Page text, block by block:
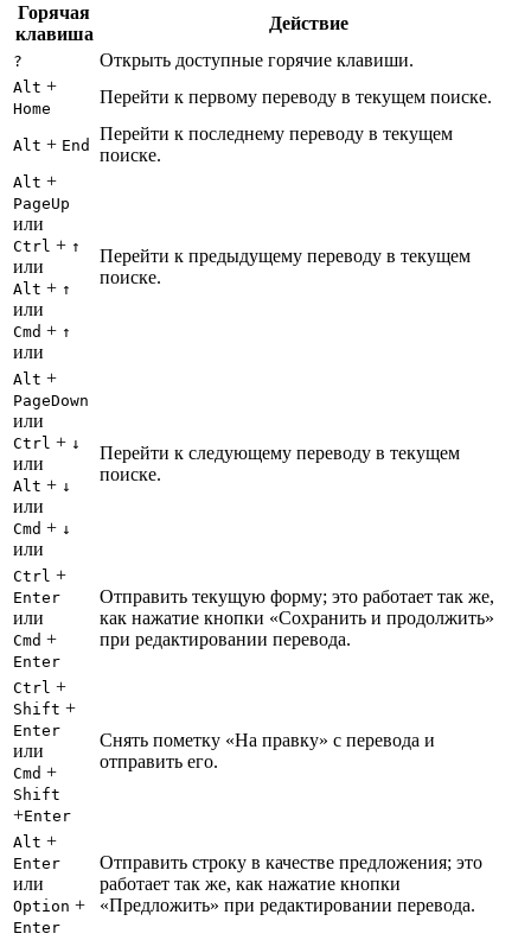
Горячая
клавиша
Действие
? Открыть доступные горячие клавиши.
Alt +
Home
Перейти к первому переводу в текущем поиске.
Alt + End
Перейти к последнему переводу в текущем
поиске.
Alt +
PageUp
или
Ctrl + ↑
или
Alt + ↑
или
Cmd + ↑
или
Перейти к предыдущему переводу в текущем
поиске.
Alt +
PageDown
или
Ctrl + ↓
или
Alt + ↓
или
Cmd + ↓
или
Перейти к следующему переводу в текущем
поиске.
Ctrl +
Enter
или
Cmd +
Enter
Отправить текущую форму; это работает так же,
как нажатие кнопки «Сохранить и продолжить»
при редактировании перевода.
Ctrl +
Shift +
Enter
или
Cmd +
Shift
+Enter
Снять пометку «На правку» с перевода и
отправить его.
Alt +
Enter
или
Option +
Enter
Отправить строку в качестве предложения; это
работает так же, как нажатие кнопки
«Предложить» при редактировании перевода.